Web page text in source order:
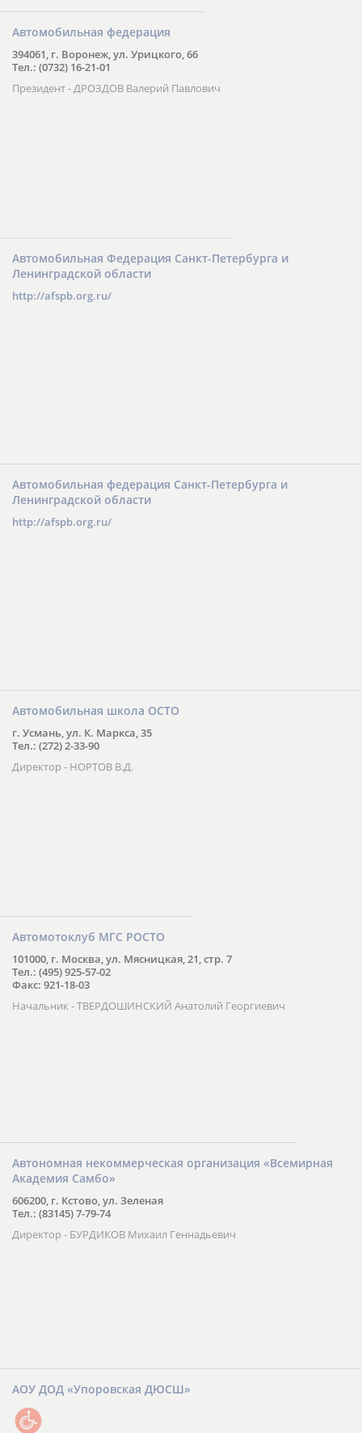
Автомобильная федерация
394061, г. Воронеж, ул. Урицкого, 66
Тел.: (0732) 16-21-01
Президент - ДРОЗДОВ Валерий Павлович
Автомобильная Федерация Санкт-Петербурга и
Ленинградской области
http://afspb.org.ru/
Автомобильная федерация Санкт-Петербурга и
Ленинградской области
http://afspb.org.ru/
Автомобильная школа ОСТО
г. Усмань, ул. К. Маркса, 35
Тел.: (272) 2-33-90
Директор - НОРТОВ В.Д.
Автомотоклуб МГС РОСТО
101000, г. Москва, ул. Мясницкая, 21, стр. 7
Тел.: (495) 925-57-02
Факс: 921-18-03
Начальник - ТВЕРДОШИНСКИЙ Анатолий Георгиевич
Автономная некоммерческая организация «Всемирная
Академия Самбо»
606200, г. Кстово, ул. Зеленая
Тел.: (83145) 7-79-74
Директор - БУРДИКОВ Михаил Геннадьевич
АОУ ДОД «Упоровская ДЮСШ»